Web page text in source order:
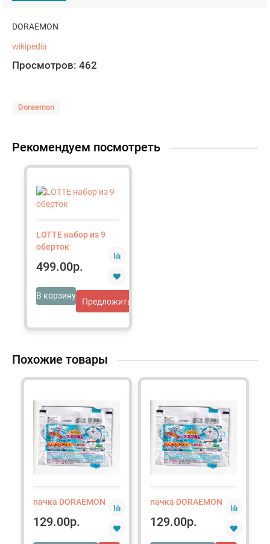
DORAEMON
wikipedia
Просмотров: 462
Doraemon
Рекомендуем посмотреть
LOTTE набор из 9
оберток
499.00р.
В корзину
Предложить свою цену
Похожие товары
пачка DORAEMON
129.00р.
пачка DORAEMON
129.00р.